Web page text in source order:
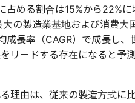
占める割合は15%から22%に
の製造業基地および消費大
成長率（CAGR）で成長し、
リードする存在になると予
理由は、従来の製造方式に